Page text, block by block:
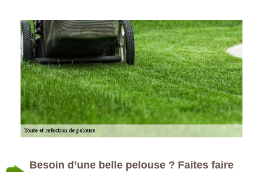
Besoin d’une belle pelouse ? Faites faire